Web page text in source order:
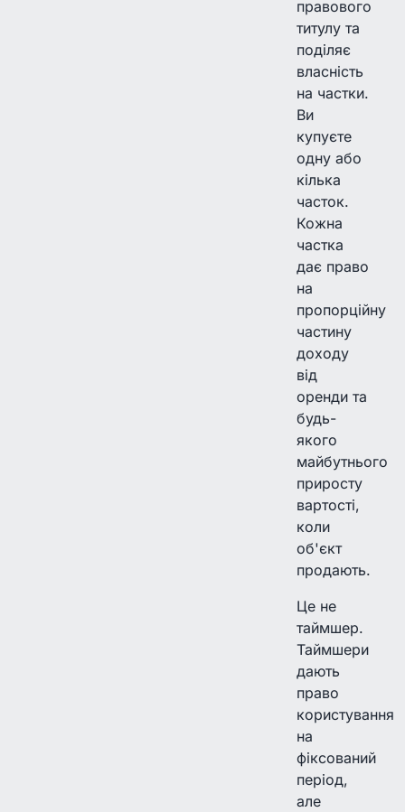
правового
титулу та
поділяє
власність
на частки.
Ви
купуєте
одну або
кілька
часток.
Кожна
частка
дає право
на
пропорційну
частину
доходу
від
оренди та
будь-
якого
майбутнього
приросту
вартості,
коли
об'єкт
продають.
Це не
таймшер.
Таймшери
дають
право
користування
на
фіксований
період,
але